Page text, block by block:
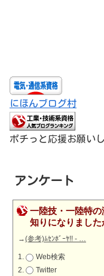
にほんブログ村
ポチっと応援お願い
アンケート
一陸技・一陸特
知りになりました
→(参考)ﾑｾﾝﾎﾞｰﾔ!! - …
Web検索
Twitter